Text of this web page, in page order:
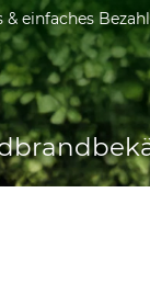
& einfaches